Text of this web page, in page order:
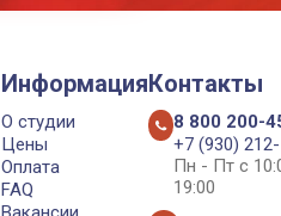
Информация
О студии
Цены
Оплата
FAQ
Контакты
8 800 200-
+7 (930)
Пн - Пт с
19:00